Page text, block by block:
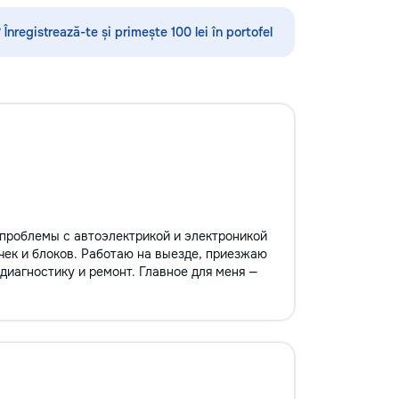
Înregistrează-te și primește 100 lei în portofel
с автоэлектрикой и электроникой
и блоков. Работаю на выезде, приезжаю
и ремонт. Главное для меня —